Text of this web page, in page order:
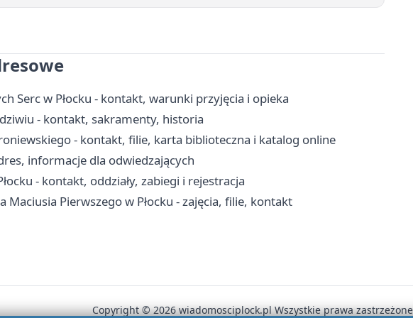
Serc w Płocku - kontakt, warunki przyjęcia i opieka
- kontakt, sakramenty, historia
- kontakt, filie, karta biblioteczna i katalog online
informacje dla odwiedzających
- kontakt, oddziały, zabiegi i rejestracja
Pierwszego w Płocku - zajęcia, filie, kontakt
Copyright © 2026 wiadomosciplock.pl Wszystkie prawa